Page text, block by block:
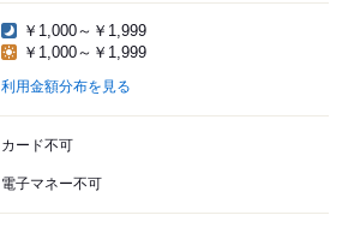
￥1,000～￥1,999
￥1,000～￥1,999
利用金額分布を見る
カード不可
電子マネー不可